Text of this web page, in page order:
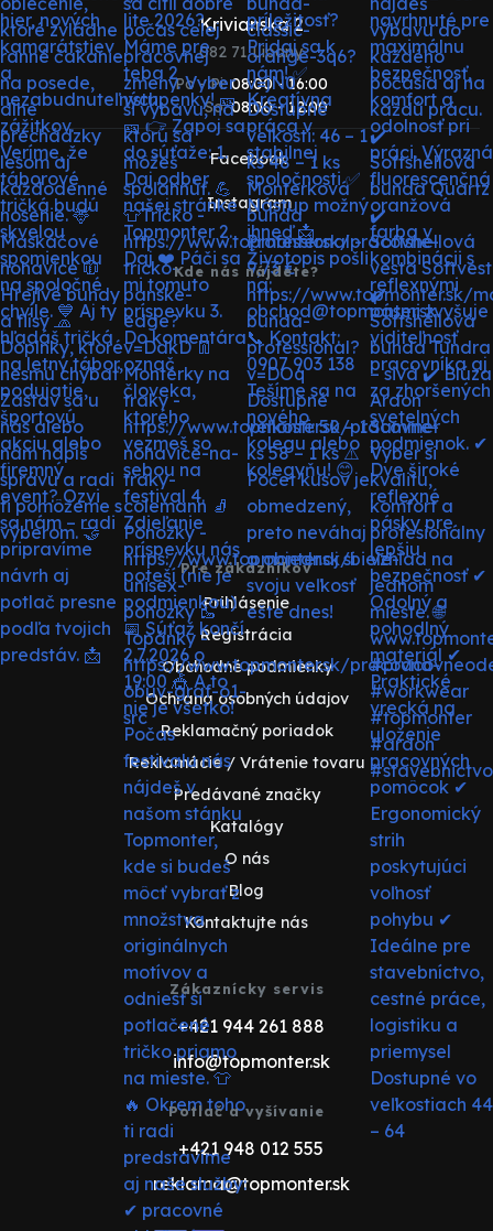
Krivianska 2
082 71 Lipany
Po - Pi:
So:
08:00 - 16:00
08:00 - 12:00
Facebook
Instagram
Kde nás nájdete?
Pre zákazníkov
Prihlásenie
Registrácia
Obchodné podmienky
Ochrana osobných údajov
Reklamačný poriadok
Reklamácie / Vrátenie tovaru
Predávané značky
Katalógy
O nás
Blog
Kontaktujte nás
Zákaznícky servis
+421 944 261 888
info@topmonter.sk
Potlač a vyšívanie
+421 948 012 555
reklama@topmonter.sk